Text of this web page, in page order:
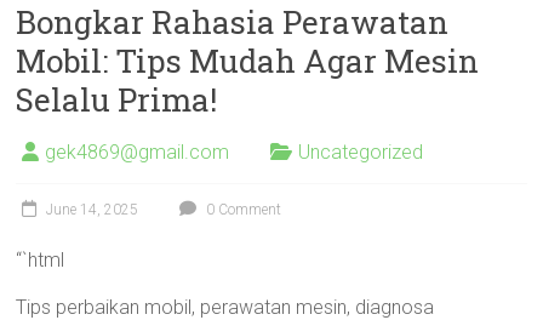
Bongkar Rahasia Perawatan
Mobil: Tips Mudah Agar Mesin
Selalu Prima!
gek4869@gmail.com Uncategorized
June 14, 2025 0 Comment
“`html
Tips perbaikan mobil, perawatan mesin, diagnosa